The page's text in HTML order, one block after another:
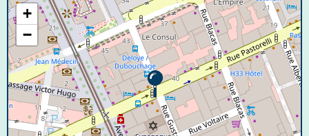
+
−